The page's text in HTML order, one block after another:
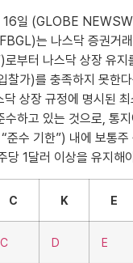
16일 (GLOBE
는 나스닥 증권거
부터 나스닥 상장 유지
찰가)를 충족하지 못한
상장 규정에 명시된
수하고 있는 것으로, 통
수 기한”) 내에 보통주
당 1달러 이상을 유지해
C K E
C D E